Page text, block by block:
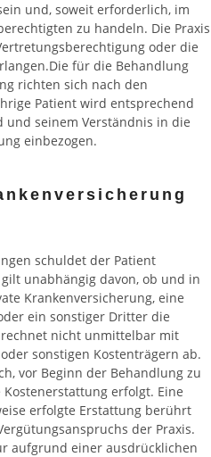
und, soweit erforderlich, im
zu handeln. Die Praxis
oder die
für die Behandlung
richten sich nach den
Patient wird entsprechend
und seinem Verständnis in die
einbezogen.
schuldet der Patient
unabhängig davon, ob und in
Krankenversicherung, eine
ein sonstiger Dritter die
nicht unmittelbar mit
sonstigen Kostenträgern ab.
vor Beginn der Behandlung zu
erfolgt. Eine
erfolgte Erstattung berührt
der Praxis.
aufgrund einer ausdrücklichen